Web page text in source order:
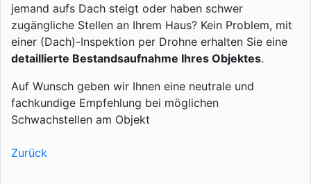
jemand aufs Dach steigt oder haben schwer
zugängliche Stellen an Ihrem Haus? Kein Problem, mit
einer (Dach)-Inspektion per Drohne erhalten Sie eine
detaillierte Bestandsaufnahme Ihres Objektes.
Auf Wunsch geben wir Ihnen eine neutrale und
fachkundige Empfehlung bei möglichen
Schwachstellen am Objekt
Zurück